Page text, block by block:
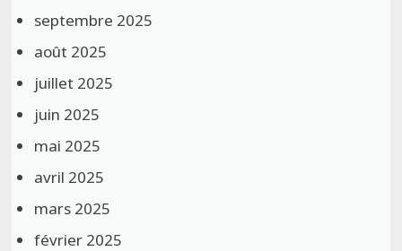
septembre 2025
août 2025
juillet 2025
juin 2025
mai 2025
avril 2025
mars 2025
février 2025